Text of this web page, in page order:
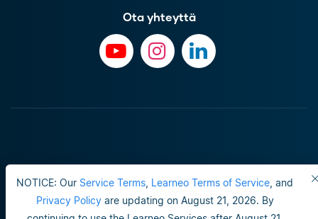
NOTICE: Our Service Terms Learneo Terms of Service , and
Privacy Policyare updating on August 21, 2026. By
Ota yhteyttä